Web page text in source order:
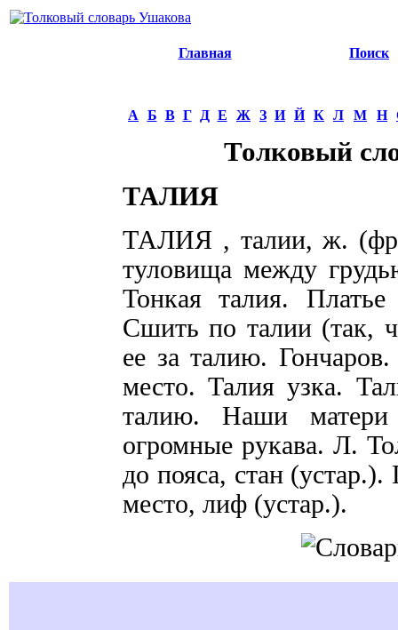
Главная Поиск
А Б В Г Д Е Ж З И Й К Л М Н
Толковый
ТАЛИЯ
ТАЛИЯ , талии, ж. (фр.
туловища между
Тонкая талия.
Сшить по талии (так,
ее за талию.
место. Талия узка.
талию. Наши матери
огромные рукава. Л.
до пояса, стан
место, лиф (устар.).